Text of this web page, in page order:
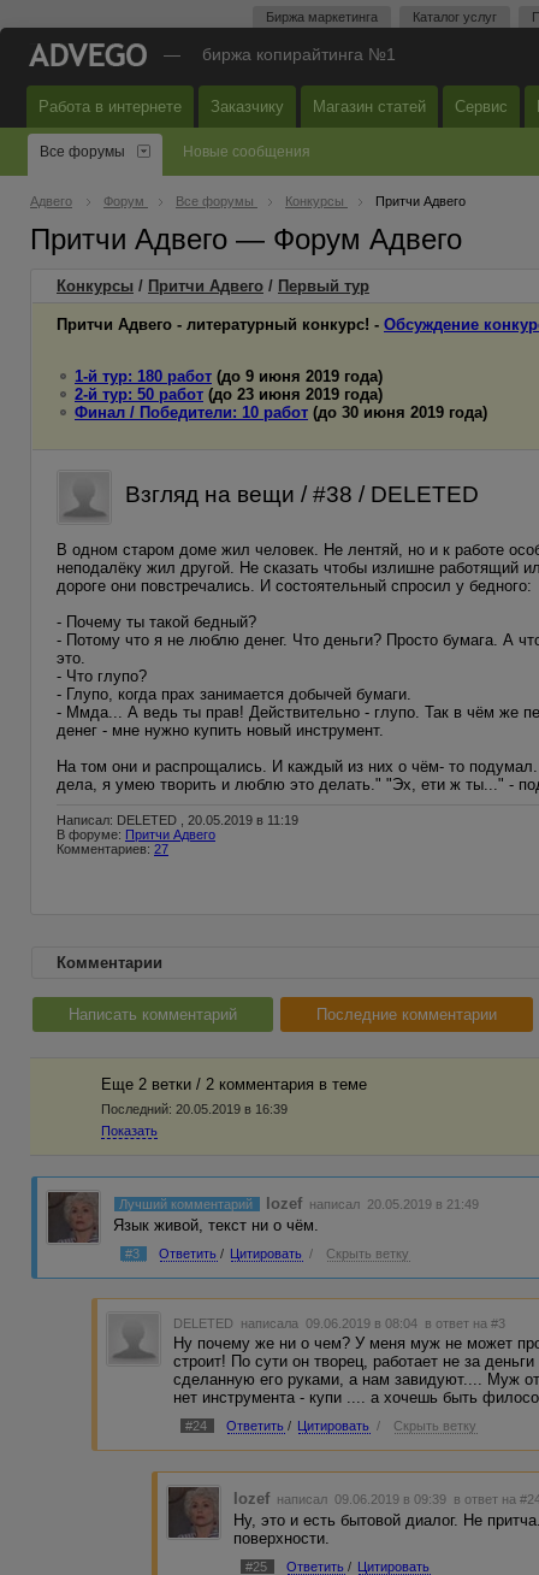
Биржа маркетинга Каталог услуг
— биржа копирайтинга №1
Работа в интернете Заказчику Магазин статей Сервис
Все форумы Новые сообщения
Адвего Форум Все форумы Конкурсы Притчи Адвего
Притчи Адвего — Форум Адвего
Конкурсы / Притчи Адвего / Первый тур
Притчи Адвего - литературный конкурс! - Обсуждение
1-й тур: 180 работ (до 9 июня 2019 года)
2-й тур: 50 работ (до 23 июня 2019 года)
Финал / Победители: 10 работ (до 30 июня 2019 года)
Взгляд на вещи / #38 / DELETED
В одном старом доме жил человек. Не лентяй, но и к работе
неподалёку жил другой. Не сказать чтобы излишне работящий
дороге они повстречались. И состоятельный спросил у бедного:
- Почему ты такой бедный?
- Потому что я не люблю денег. Что деньги? Просто бумага. А
это.
- Что глупо?
- Глупо, когда прах занимается добычей бумаги.
- Ммда... А ведь ты прав! Действительно - глупо. Так в чём же
денег - мне нужно купить новый инструмент.
На том они и распрощались. И каждый из них о чём- то
дела, я умею творить и люблю это делать." "Эх, ети ж ты..." -
Написал: DELETED , 20.05.2019 в 11:19
В форуме: Притчи Адвего
Комментариев: 27
Комментарии
Написать комментарий Последние комментарии
Еще 2 ветки / 2 комментария в темe
Последний: 20.05.2019 в 16:39
Показать
Лучший комментарий Iozef написал 20.05.2019 в 21:49
Язык живой, текст ни о чём.
#3 Ответить / Цитировать / Скрыть ветку
DELETED написала 09.06.2019 в 08:04 в ответ на #3
Ну почему же ни о чем? У меня муж не может
строит! По сути он творец, работает не за
сделанную его руками, а нам завидуют.... Муж
нет инструмента - купи .... а хочешь быть
#24 Ответить / Цитировать / Скрыть ветку
Iozef написал 09.06.2019 в 09:39 в ответ на
Ну, это и есть бытовой диалог. Не
поверхности.
#25 Ответить / Цитировать